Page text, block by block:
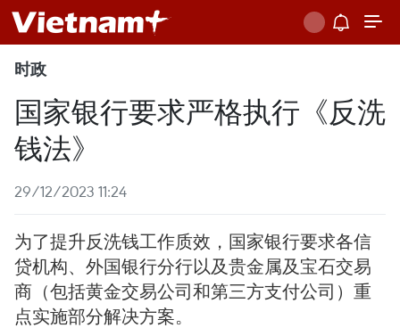
时政
国家银行要求严格执行《反洗
钱法》
29/12/2023 11:24
为了提升反洗钱工作质效，国家银行要求各信
贷机构、外国银行分行以及贵金属及宝石交易
商（包括黄金交易公司和第三方支付公司）重
点实施部分解决方案。